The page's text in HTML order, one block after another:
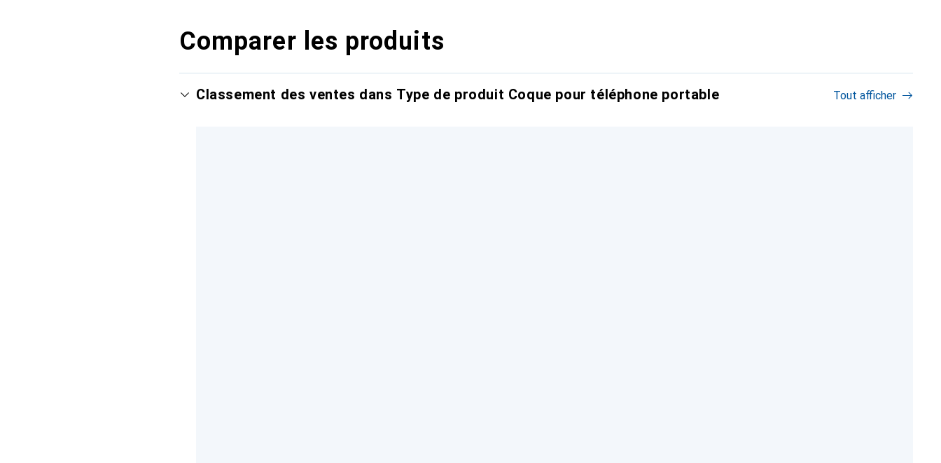
Comparer les produits
Classement des ventes dans Type de produit Coque pour téléphone portable Tout afficher